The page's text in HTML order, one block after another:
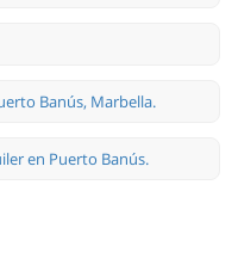
Banús, Marbella.
en Puerto Banús.